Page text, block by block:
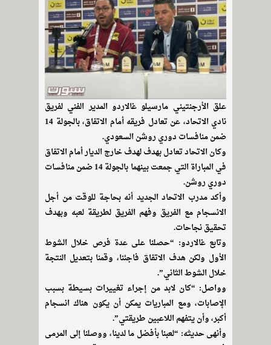
علق الأرجنتيني مارسيلو غالاردو المدير الفني لفريق
نادي الاتحاد، عن تعادل فريقه أمام الاتفاق، بالجولة 14
ضمن منافسات دوري روشن السعودي.
وكان الاتحاد تعادل بهدف لهدف خارج الديار أمام الاتفاق
في المباراة التي جمعت بينهما بالجولة 14 ضمن منافسات
دوري روشن.
وأكد مدرب الاتحاد الجديد أنه بحاجة للوقت من أجل
الانسجام مع الفريق وفهم الفريق لطريقة لعبه وبهدف
تحقيق نجاحات.
وتابع غالاردو: “حصلنا على عدة فرص خلال الشوط
الأول ولكن هدف الاتفاق فاجئنا، وقمنا بتعديل النتجة
خلال الشوط الثاني”.
وواصل: “كان لابد من إجراء تغييرات بسيطة بسبب
الإصابات، ومع المباريات يمكن أن يكون هناك انسجام
أكبر، وأن يتفهم اللاعبين طريقتي”.
وأنهى حديثه: “لعبنا بأفضل ما لدينا، ووصلنا إلى المرمى